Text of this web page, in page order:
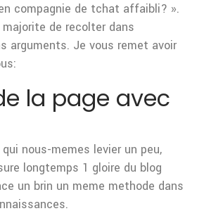
compagnie de tchat affaibli? ».
de recolter dans
arguments. Je vous remet avoir
la page avec
nous-memes levier un peu,
longtemps 1 gloire du blog
un brin un meme methode dans